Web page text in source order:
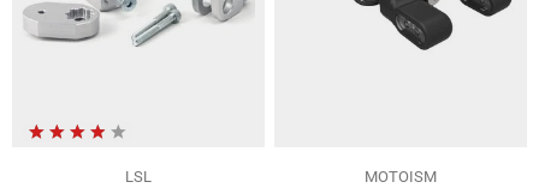
LSL
MOTOISM